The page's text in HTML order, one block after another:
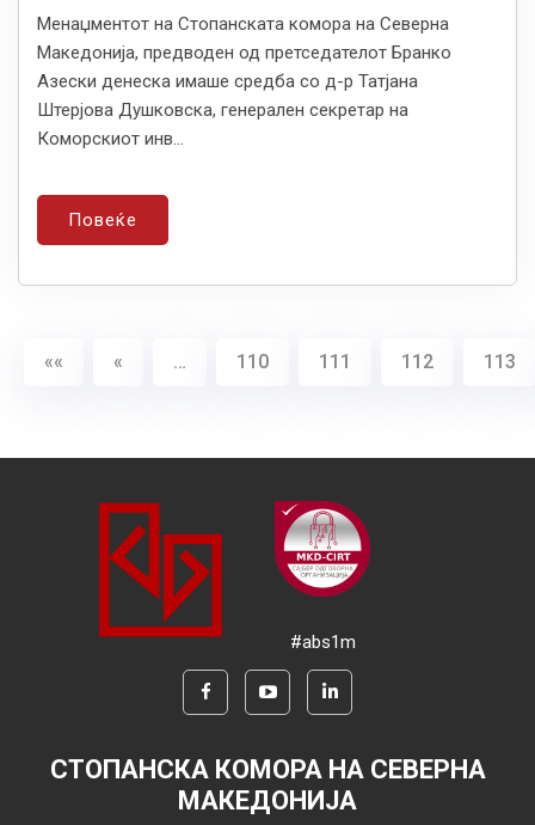
Менаџментот на Стопанската комора на Северна
Македонија, предводен од претседателот Бранко
Азески денеска имаше средба со д-р Татјана
Штерјова Душковска, генерален секретар на
Коморскиот инв...
Повеќе
«« « … 110 111 112 113
#abs1m
СТОПАНСКА КОМОРА НА СЕВЕРНА
МАКЕДОНИЈА